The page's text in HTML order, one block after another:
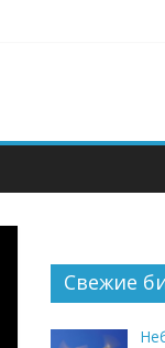
Свежие